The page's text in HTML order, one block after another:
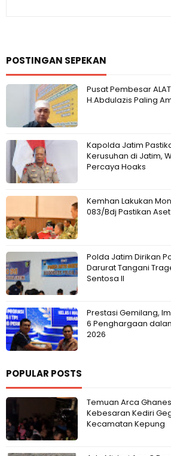
POSTINGAN SEPEKAN
Pusat Pembesar
H.Abdulazis Paling
Kapolda Jatim
Kerusuhan di Jatim,
Percaya Hoaks
Kemhan Lakukan
083/Bdj Pastikan
Polda Jatim Dirikan
Darurat Tangani
Sentosa II
Prestasi Gemilang,
6 Penghargaan
2026
POPULAR POSTS
Temuan Arca
Kebesaran Kediri
Kecamatan Kepung